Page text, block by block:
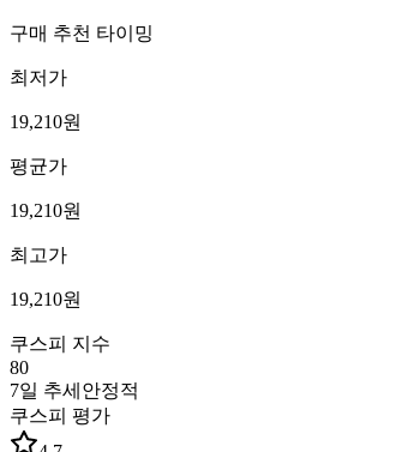
구매 추천 타이밍
최저가
19,210원
평균가
19,210원
최고가
19,210원
쿠스피 지수
80
7일 추세 안정적
쿠스피 평가